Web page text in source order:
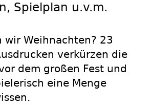
Spielplan u.v.m.
wir Weihnachten? 23
verkürzen die
dem großen Fest und
eine Menge